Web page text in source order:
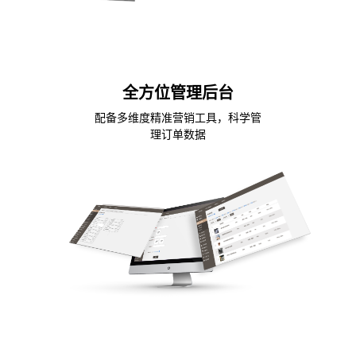
全方位管理后台
配备多维度精准营销工具，科学管
理订单数据